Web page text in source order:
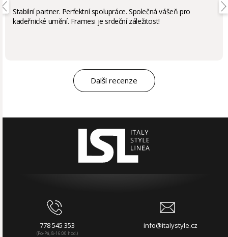
Stabilní partner. Perfektní spolupráce. Společná vášeň pro
kadeřnické umění. Framesi je srdeční záležitost!
Další recenze
778 545 353
(Po-Pá, 8-16:00 hod.)
info@italystyle.cz